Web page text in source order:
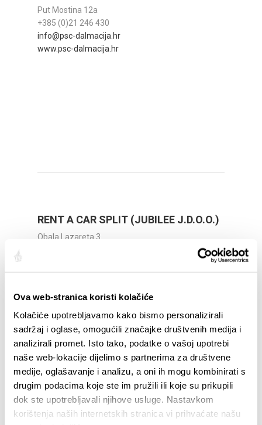
Ova web-stranica koristi kolačiće
Kolačiće upotrebljavamo kako bismo personalizirali
sadržaj i oglase, omogućili značajke društvenih medija i
analizirali promet. Isto tako, podatke o vašoj upotrebi
naše web-lokacije dijelimo s partnerima za društvene
medije, oglašavanje i analizu, a oni ih mogu kombinirati s
drugim podacima koje ste im pružili ili koje su prikupili
dok ste upotrebljavali njihove usluge. Nastavkom
korištenja naših internetskih stranica vi prihvaćate našu
Put Mostina 12a
+385 (0)21 246 430
info@psc-dalmacija.hr
www.psc-dalmacija.hr
RENT A CAR SPLIT (JUBILEE J.D.O.O.)
Obala Lazareta 3
booking@car-hire-rental.info